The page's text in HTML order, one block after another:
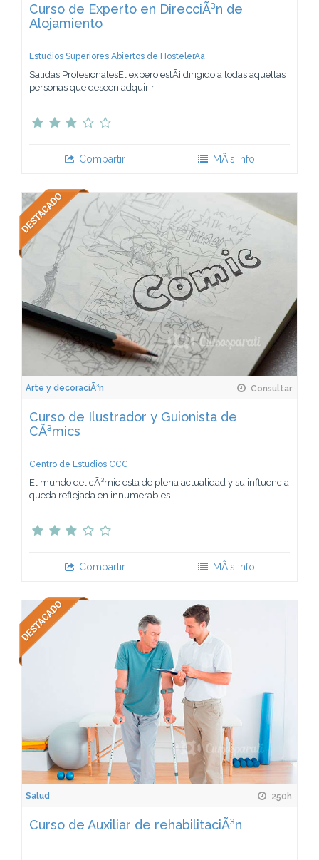
Curso de Experto en DirecciÃ³n de
Alojamiento
Estudios Superiores Abiertos de HostelerÃ­a
Salidas ProfesionalesEl expero estÃ¡ dirigido a todas aquellas
personas que deseen adquirir...
Compartir MÃ¡s Info
Arte y decoraciÃ³n Consultar
Curso de Ilustrador y Guionista de
CÃ³mics
Centro de Estudios CCC
El mundo del cÃ³mic esta de plena actualidad y su influencia
queda reflejada en innumerables...
Compartir MÃ¡s Info
Salud 250h
Curso de Auxiliar de rehabilitaciÃ³n